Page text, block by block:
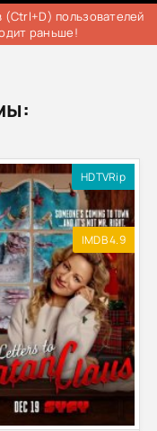
(Ctrl+D) пользователей
раньше!
HDTVRip
IMDB 4.9